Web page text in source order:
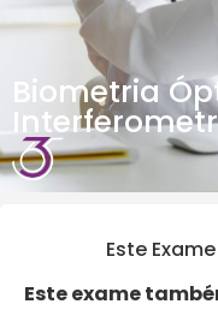
Biometria
Este
Este exame